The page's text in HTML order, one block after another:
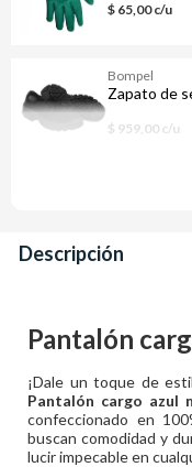
$ 65,00 c/u
Bompel
Zapato de
$ 959,00 c/u
Descripción
Pantalón
¡Dale un toque de
Pantalón cargo azul
confeccionado en
buscan comodidad y
lucir impecable en